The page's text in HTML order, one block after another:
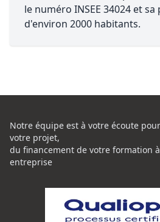
le numéro INSEE 34024 et
d'environ 2000 habitants.
Notre équipe est à votre écoute
votre projet,
du financement de votre formation
entreprise